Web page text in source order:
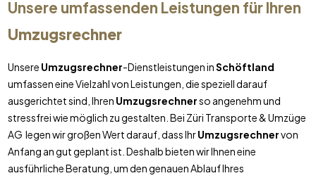
Unsere umfassenden Leistungen für Ihren
Umzugsrechner
Unsere Umzugsrechner-Dienstleistungen inSchöftland
umfassen eine Vielzahl von Leistungen, die speziell darauf
ausgerichtet sind, Ihren Umzugsrechnerso angenehm und
stressfrei wie möglich zu gestalten. Bei Züri Transporte & Umzüge
AG legen wir großen Wert darauf, dass IhrUmzugsrechnervon
Anfang an gut geplant ist. Deshalb bieten wir Ihnen eine
ausführliche Beratung, um den genauen Ablauf Ihres